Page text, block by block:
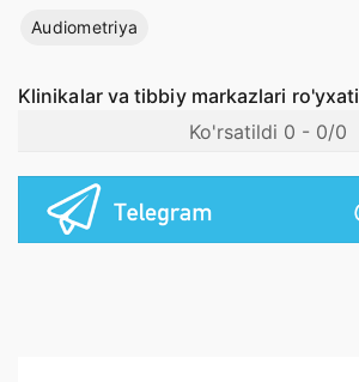
Audiometriya
Klinikalar va tibbiy markazlari ro'yxati
Ko'rsatildi 0 - 0/0